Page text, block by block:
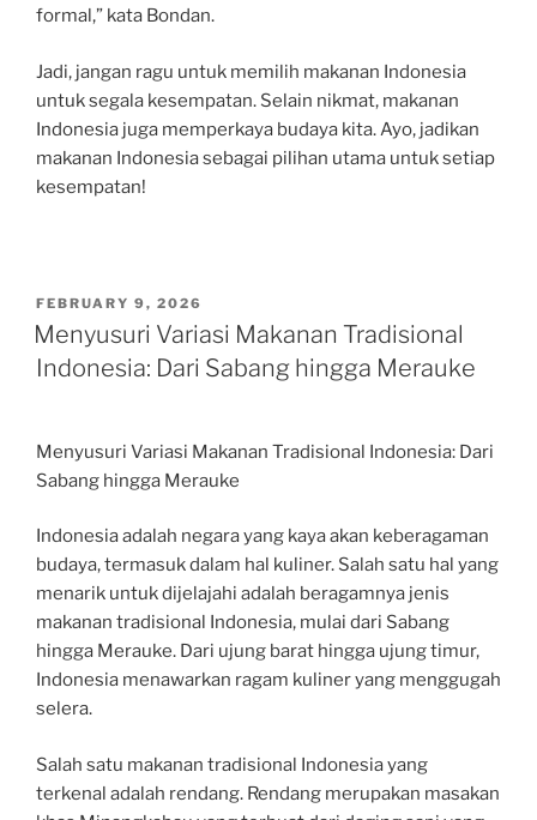
formal,” kata Bondan.
Jadi, jangan ragu untuk memilih makanan Indonesia
untuk segala kesempatan. Selain nikmat, makanan
Indonesia juga memperkaya budaya kita. Ayo, jadikan
makanan Indonesia sebagai pilihan utama untuk setiap
kesempatan!
POSTED
ON
FEBRUARY 9, 2026
Menyusuri Variasi Makanan Tradisional
Indonesia: Dari Sabang hingga Merauke
Menyusuri Variasi Makanan Tradisional Indonesia: Dari
Sabang hingga Merauke
Indonesia adalah negara yang kaya akan keberagaman
budaya, termasuk dalam hal kuliner. Salah satu hal yang
menarik untuk dijelajahi adalah beragamnya jenis
makanan tradisional Indonesia, mulai dari Sabang
hingga Merauke. Dari ujung barat hingga ujung timur,
Indonesia menawarkan ragam kuliner yang menggugah
selera.
Salah satu makanan tradisional Indonesia yang
terkenal adalah rendang. Rendang merupakan masakan